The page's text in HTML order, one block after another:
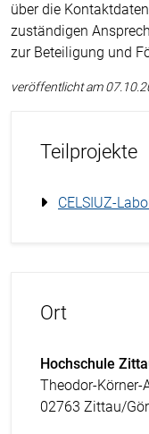
über die
zuständigen
zur Beteiligung und
veröffentlicht am
Teilprojekte
CELSIUZ-
Ort
Hochschule
Theodor-Körner-
02763 Zittau/